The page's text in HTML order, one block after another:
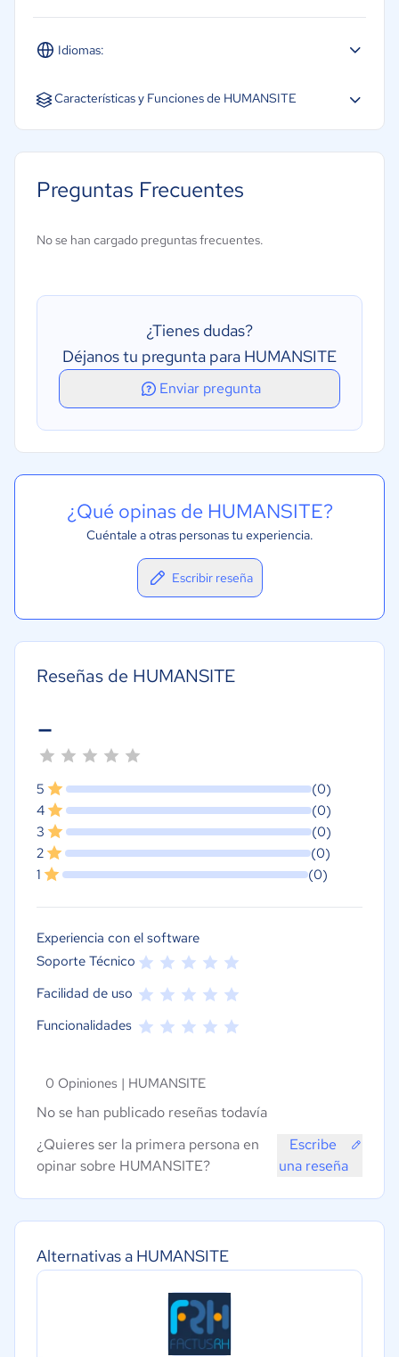
Alternativas a HUMANSITE
Idiomas:
Español
Características y Funciones de HUMANSITE
Evaluaciones
Programación de entrevistas
Publicación de ofertas de empleo
Recursos humanos internos
Preguntas Frecuentes
No se han cargado preguntas frecuentes.
¿Tienes dudas?
Déjanos tu pregunta para HUMANSITE
Enviar pregunta
¿Qué opinas de HUMANSITE?
Cuéntale a otras personas tu experiencia.
Escribir reseña
Reseñas de HUMANSITE
-
5
(0)
4
(0)
3
(0)
2
(0)
1
(0)
Experiencia con el software
Soporte Técnico
Facilidad de uso
Funcionalidades
0 Opiniones | HUMANSITE
No se han publicado reseñas todavía
¿Quieres ser la primera persona en
opinar sobre HUMANSITE?
Escribe
una reseña